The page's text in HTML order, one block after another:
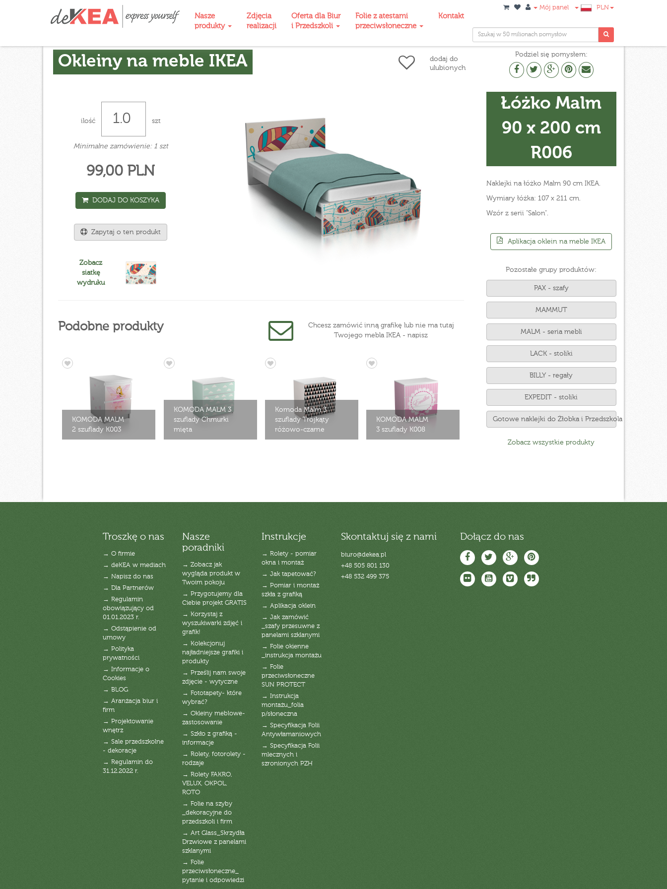
Nasze
produkty
Zdjęcia
realizacji
Oferta dla Biur
i Przedszkoli
Folie z atestami
przeciwsłoneczne
Kontakt
Mój panel PLN
Okleiny na meble IKEA
dodaj do
ulubionych
Podziel się pomysłem:
ilość szt
Minimalne zamówienie: 1 szt
99,00 PLN
DODAJ DO KOSZYKA
Zapytaj o ten produkt
Zobacz
siatkę
wydruku
Podobne produkty
Chcesz zamówić inną grafikę lub nie ma tutaj
Twojego mebla IKEA - napisz
KOMODA MALM
2 szuflady K003
KOMODA MALM 3
szuflady Chmurki
mięta
Komoda Malm 3
szuflady Trójkąty
różowo-czarne
KOMODA MALM
3 szuflady K008
Łóżko Malm
90 x 200 cm
R006
Naklejki na łóżko Malm 90 cm IKEA.
Wymiary łóżka: 107 x 211 cm.
Wzór z serii "Salon".
Aplikacja oklein na meble IKEA
Pozostałe grupy produktów:
PAX - szafy
MAMMUT
MALM - seria mebli
LACK - stoliki
BILLY - regały
EXPEDIT - stoliki
Gotowe naklejki do Żłobka i Przedszkola
Zobacz wszystkie produkty
Troszkę o nas
→ O firmie
→ deKEA w mediach
→ Napisz do nas
→ Dla Partnerów
→ Regulamin
obowiązujący od
01.01.2023 r.
→ Odstąpienie od
umowy
→ Polityka
prywatności
→ Informacje o
Cookies
→ BLOG
→ Aranżacja biur i
firm
→ Projektowanie
wnętrz
→ Sale przedszkolne
- dekoracje
→ Regulamin do
31.12.2022 r.
Nasze
poradniki
→ Zobacz jak
wygląda produkt w
Twoim pokoju
→ Przygotujemy dla
Ciebie projekt GRATIS
→ Korzystaj z
wyszukiwarki zdjęć i
grafik!
→ Kolekcjonuj
najładniejsze grafiki i
produkty
→ Prześlij nam swoje
zdjęcie - wytyczne
→ Fototapety- które
wybrać?
→ Okleiny meblowe-
zastosowanie
→ Szkło z grafiką -
informacje
→ Rolety, fotorolety -
rodzaje
→ Rolety FAKRO,
VELUX, OKPOL,
ROTO
→ Folie na szyby
_dekoracyjne do
przedszkoli i firm
→ Art Glass_Skrzydła
Drzwiowe z panelami
szklanymi
→ Folie
przeciwsłoneczne_
pytanie i odpowiedzi
Instrukcje
→ Rolety - pomiar
okna i montaż
→ Jak tapetować?
→ Pomiar i montaż
szkła z grafiką
→ Aplikacja oklein
→ Jak zamówić
_szafy przesuwne z
panelami szklanymi
→ Folie okienne
_instrukcja montażu
→ Folie
przeciwsłoneczne
SUN PROTECT
→ Instrukcja
montażu_folia
p/słoneczna
→ Specyfikacja Folii
Antywłamaniowych
→ Specyfikacja Folii
mlecznych i
szronionych PZH
Skontaktuj się z nami
biuro@dekea.pl
+48 505 801 130
+48 532 499 375
Dołącz do nas